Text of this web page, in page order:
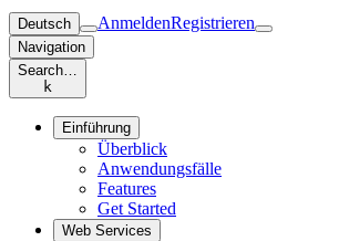
Deutsch AnmeldenRegistrieren
Navigation
Search…
k
Einführung
Überblick
Anwendungsfälle
Features
Get Started
Web Services